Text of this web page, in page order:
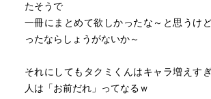
たそうで
一冊にまとめて欲しかったな～と思うけ
ったならしょうがないか～
それにしてもタクミくんはキャラ増えす
人は「お前だれ」ってなるｗ